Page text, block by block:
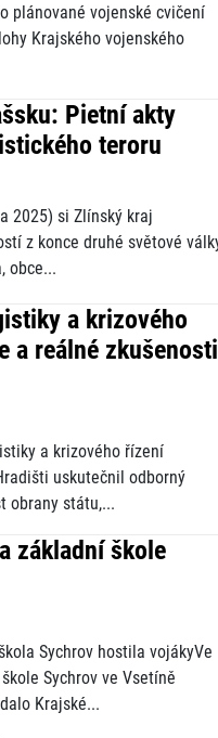
plánované vojenské cvičení
Krajského vojenského
Pietní akty
teroru
2025) si Zlínský kraj
z konce druhé světové
obce...
a krizového
a reálné zkušenosti
a krizového řízení
uskutečnil odborný
obrany státu,...
základní škole
Sychrov hostila vojákyVe
Sychrov ve Vsetíně
Krajské...